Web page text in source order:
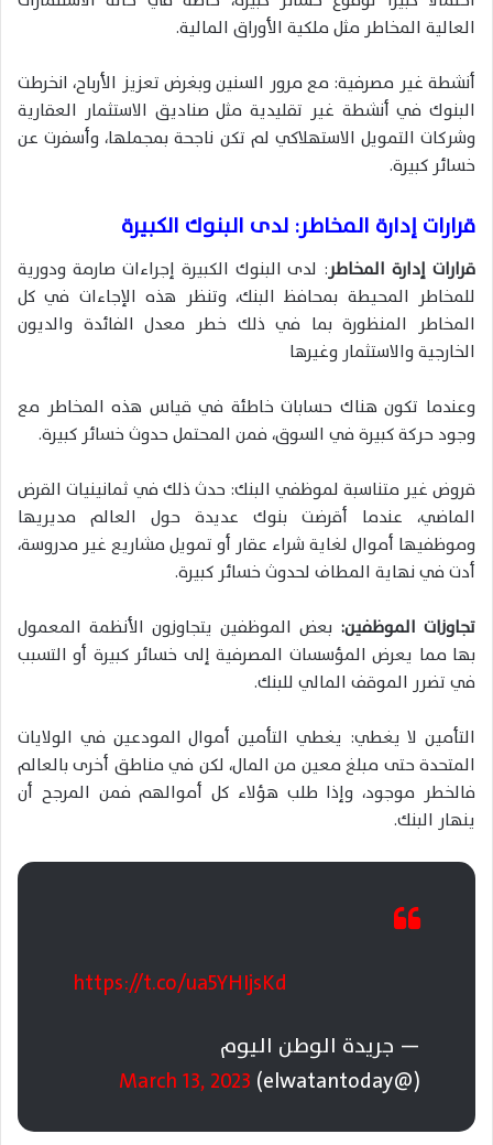
العالية المخاطر مثل ملكية الأوراق المالية.
أنشطة غير مصرفية: مع مرور السنين وبغرض تعزيز الأرباح، انخرطت
البنوك في أنشطة غير تقليدية مثل صناديق الاستثمار العقارية
وشركات التمويل الاستهلاكي لم تكن ناجحة بمجملها، وأسفرت عن
خسائر كبيرة.
قرارات إدارة المخاطر: لدى البنوك الكبيرة
قرارات إدارة المخاطر: لدى البنوك الكبيرة إجراءات صارمة ودورية
للمخاطر المحيطة بمحافظ البنك، وتنظر هذه الإجاءات في كل
المخاطر المنظورة بما في ذلك خطر معدل الفائدة والديون
الخارجية والاستثمار وغيرها
وعندما تكون هناك حسابات خاطئة في قياس هذه المخاطر مع
وجود حركة كبيرة في السوق، فمن المحتمل حدوث خسائر كبيرة.
قروض غير متناسبة لموظفي البنك: حدث ذلك في ثمانينيات القرض
الماضي، عندما أقرضت بنوك عديدة حول العالم مديريها
وموظفيها أموال لغاية شراء عقار أو تمويل مشاريع غير مدروسة،
أدت في نهاية المطاف لحدوث خسائر كبيرة.
تجاوزات الموظفين: بعض الموظفين يتجاوزون الأنظمة المعمول
بها مما يعرض المؤسسات المصرفية إلى خسائر كبيرة أو التسبب
في تضرر الموقف المالي للبنك.
التأمين لا يغطي: يغطي التأمين أموال المودعين في الولايات
المتحدة حتى مبلغ معين من المال، لكن في مناطق أخرى بالعالم
فالخطر موجود، وإذا طلب هؤلاء كل أموالهم فمن المرجح أن
ينهار البنك.
https://t.co/ua5YHIjsKd
— جريدة الوطن اليوم
(@elwatantoday)
March 13, 2023